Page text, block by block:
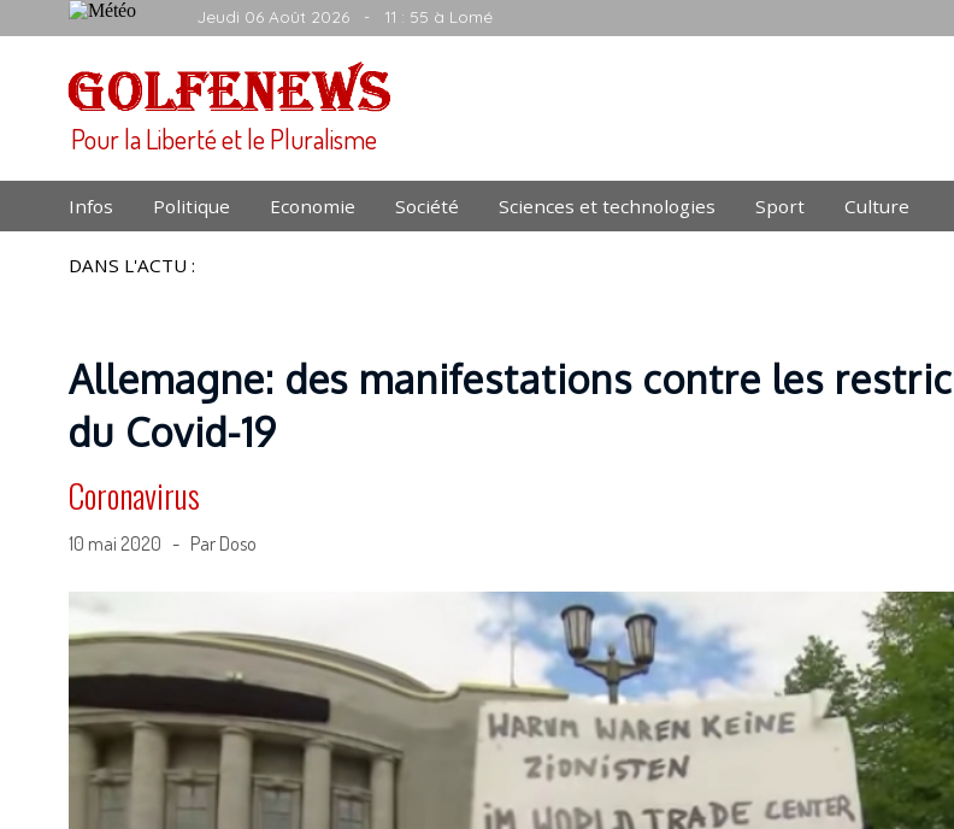
Jeudi 06 Août 2026 - 11 : 55 à Lomé
Pour la Liberté et le Pluralisme
Infos Politique Economie Société Sciences et technologies Sport Culture
DANS L'ACTU :
Allemagne: des manifestations contre les
du Covid-19
Coronavirus
10 mai 2020 - Par Doso